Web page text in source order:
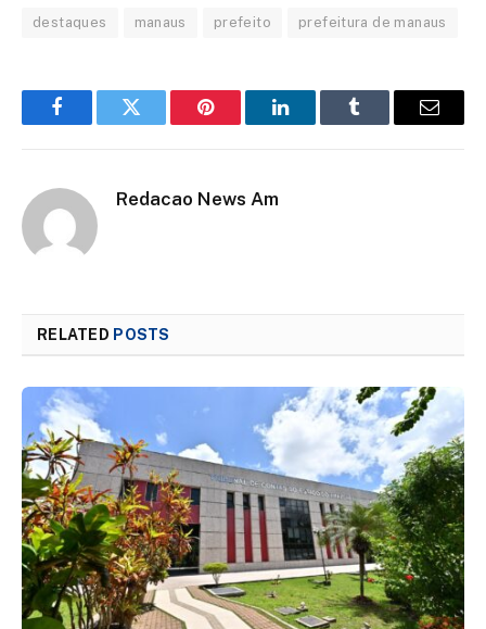
destaques manaus prefeito prefeitura de manaus
FacebookTwitter Pinterest LinkedInTumblr Email
Redacao News Am
RELATED POSTS